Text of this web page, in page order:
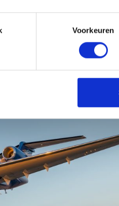
Voorkeuren
de Small Jets een erg
op het Europese